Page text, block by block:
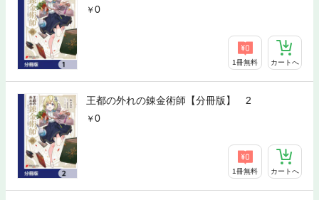
0
1冊無料 カートへ
王都の外れの錬金術師【分冊版】 2
0
1冊無料 カートへ